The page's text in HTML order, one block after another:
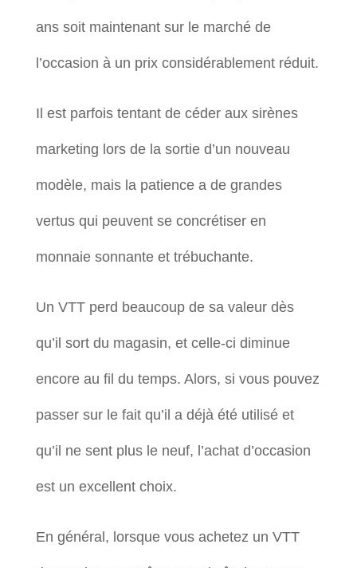
ans soit maintenant sur le marché de
l’occasion à un prix considérablement réduit.
Il est parfois tentant de céder aux sirènes
marketing lors de la sortie d’un nouveau
modèle, mais la patience a de grandes
vertus qui peuvent se concrétiser en
monnaie sonnante et trébuchante.
Un VTT perd beaucoup de sa valeur dès
qu’il sort du magasin, et celle-ci diminue
encore au fil du temps. Alors, si vous pouvez
passer sur le fait qu’il a déjà été utilisé et
qu’il ne sent plus le neuf, l’achat d’occasion
est un excellent choix.
En général, lorsque vous achetez un VTT